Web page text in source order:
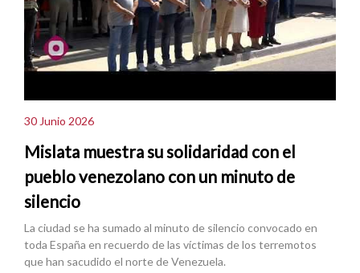
30 Junio 2026
Mislata muestra su solidaridad con el
pueblo venezolano con un minuto de
silencio
La ciudad se ha sumado al minuto de silencio convocado en
toda España en recuerdo de las víctimas de los terremotos
que han sacudido el norte de Venezuela.